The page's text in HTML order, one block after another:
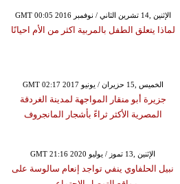
GMT 00:05 2016 الإثنين ,14 تشرين الثاني / نوفمبر
لماذا يتعلق الطفل بالمربية اكثر من الأم احيانًا
GMT 02:17 2017 الخميس ,15 حزيران / يونيو
جزيرة أبو منقار المواجهة لمدينة الغردقة
المصرية الأكثر ثراءً بأشجار المانجروف
GMT 21:16 2020 الإثنين ,13 تموز / يوليو
نبيل الحلفاوي ينفي تواجد إنعام سالوسة على